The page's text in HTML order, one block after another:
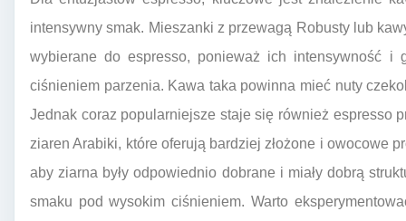
intensywny smak. Mieszanki z przewagą Robusty lub
wybierane do espresso, ponieważ ich intensywność i
ciśnieniem parzenia. Kawa taka powinna mieć nuty
Jednak coraz popularniejsze staje się również espresso
ziaren Arabiki, które oferują bardziej złożone i owocowe
aby ziarna były odpowiednio dobrane i miały dobrą
smaku pod wysokim ciśnieniem. Warto